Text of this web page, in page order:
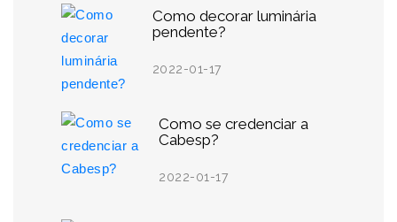
Como decorar luminária
pendente?
2022-01-17
Como se credenciar a
Cabesp?
2022-01-17